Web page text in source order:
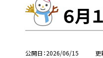
６月
公開日 2026/06/15 更